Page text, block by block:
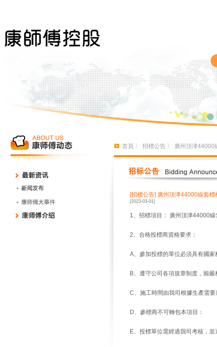
首頁 〉 招標公告 〉 廣州頂津44000
[招標公告] 廣州頂津44000線套
[2023-03-01]
1、招標項目： 廣州頂津44000
2、合格投標商資格要求：
A、參加投標的單位必須具有國
B、遵守公司各項規章制度，能
C、施工時間由我司根據生產需
D、 參標商不可轉包本項目 ﹔
E、投標單位需經過我司考核，